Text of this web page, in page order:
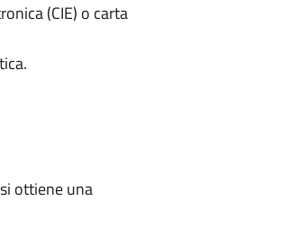
(CIE) o carta
ottiene una